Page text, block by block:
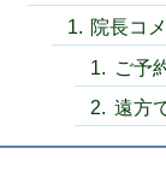
院長コ
ご予
遠方